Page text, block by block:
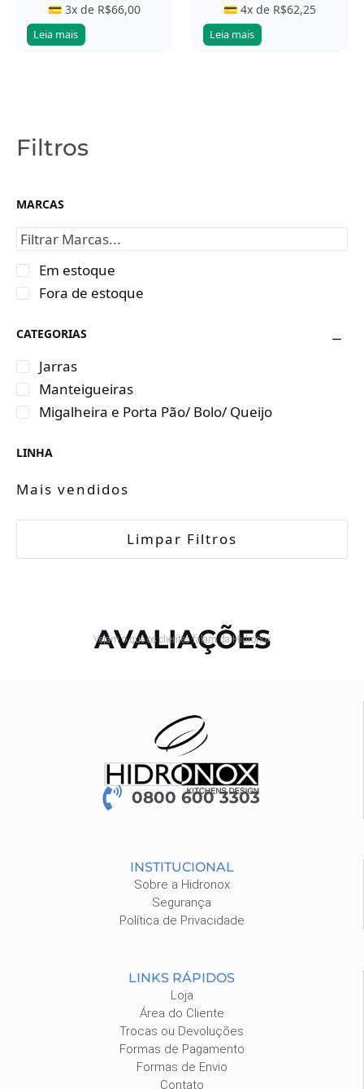
Filtros
MARCAS
Em estoque
Fora de estoque
CATEGORIAS
Jarras
Manteigueiras
Migalheira e Porta Pão/ Bolo/ Queijo
LINHA
Mais vendidos
Limpar Filtros
💳 3x de R$66,00
Leia mais
💳 4x de R$62,25
Leia mais
AVALIAÇÕES
Vejam o que os clientes falam da Hidronox
0800 600 3303
INSTITUCIONAL
Sobre a Hidronox
Segurança
Política de Privacidade
LINKS RÁPIDOS
Loja
Área do Cliente
Trocas ou Devoluções
Formas de Pagamento
Formas de Envio
Contato